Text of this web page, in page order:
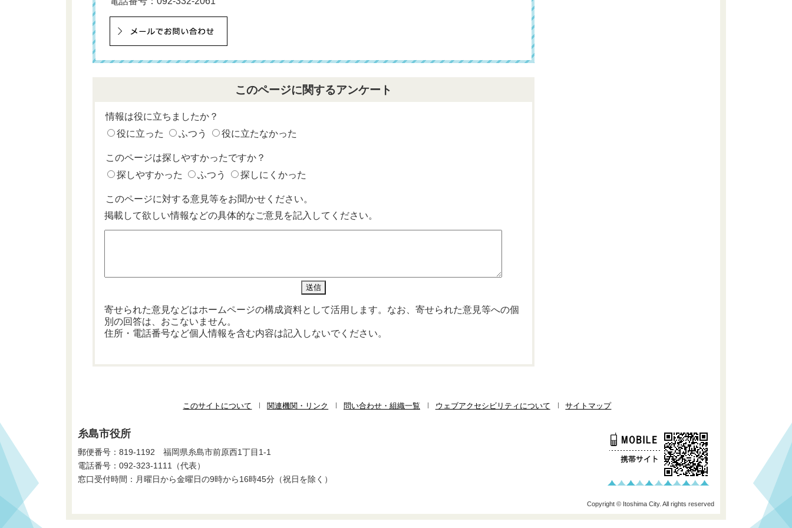
このページに関するアンケート
情報は役に立ちましたか？
役に立った
ふつう 役に立たなかった
このページは探しやすかったですか？
探しやすかった
ふつう 探しにくかった
このページに対する意見等をお聞かせください。
掲載して欲しい情報などの具体的なご意見を記入してください。
寄せられた意見などはホームページの構成資料として活用します。なお、寄せられた意見等への個
別の回答は、おこないません。
住所・電話番号など個人情報を含む内容は記入しないでください。
このサイトについて 関連機関・リンク 問い合わせ・組織一覧 ウェブアクセシビリティについて サイトマップ
糸島市役所
郵便番号：819-1192 福岡県糸島市前原西1丁目1-1
電話番号： 092-323-1111
（代表）
窓口受付時間：月曜日から金曜日の9時から16時45分（祝日を除く）
Copyright © Itoshima City. All rights reserved